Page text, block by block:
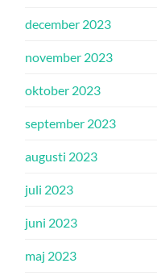
december 2023
november 2023
oktober 2023
september 2023
augusti 2023
juli 2023
juni 2023
maj 2023